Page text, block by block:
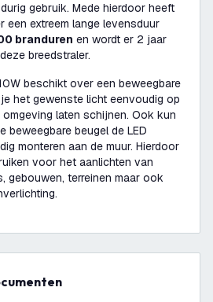
gebruik. Mede hierdoor heeft
een extreem lange levensduur
branduren en wordt er 2 jaar
breedstraler.
beschikt over een beweegbare
het gewenste licht eenvoudig op
laten schijnen. Ook kun
beweegbare beugel de LED
monteren aan de muur. Hierdoor
voor het aanlichten van
gebouwen, terreinen maar ook